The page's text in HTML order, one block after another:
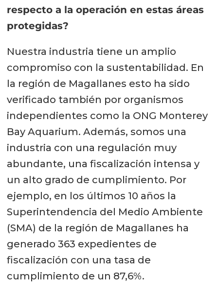
respecto a la operación en estas áreas
protegidas?
Nuestra industria tiene un amplio
compromiso con la sustentabilidad. En
la región de Magallanes esto ha sido
verificado también por organismos
independientes como la ONG Monterey
Bay Aquarium. Además, somos una
industria con una regulación muy
abundante, una fiscalización intensa y
un alto grado de cumplimiento. Por
ejemplo, en los últimos 10 años la
Superintendencia del Medio Ambiente
(SMA) de la región de Magallanes ha
generado 363 expedientes de
fiscalización con una tasa de
cumplimiento de un 87,6%.